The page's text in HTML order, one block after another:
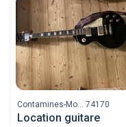
Contamines-Mo... 74170
Location guitare